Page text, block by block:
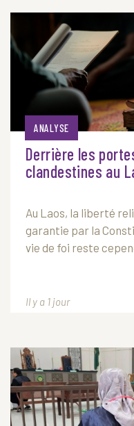
ANALYSE
Derrière les
clandestines au
Au Laos, la liberté
garantie par la
vie de foi reste
Il y a 1 jour